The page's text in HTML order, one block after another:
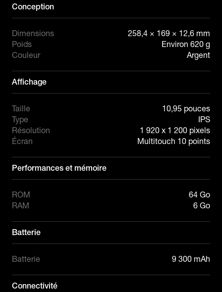
Conception
Dimensions
258,4 × 169 × 12,6 mm
Poids
Environ 620 g
Couleur
Argent
Affichage
Taille
10,95 pouces
Type
IPS
Résolution
1 920 x 1 200 pixels
Écran
Multitouch 10 points
Performances et mémoire
ROM
64 Go
RAM
6 Go
Batterie
Batterie 9 300 mAh
Connectivité